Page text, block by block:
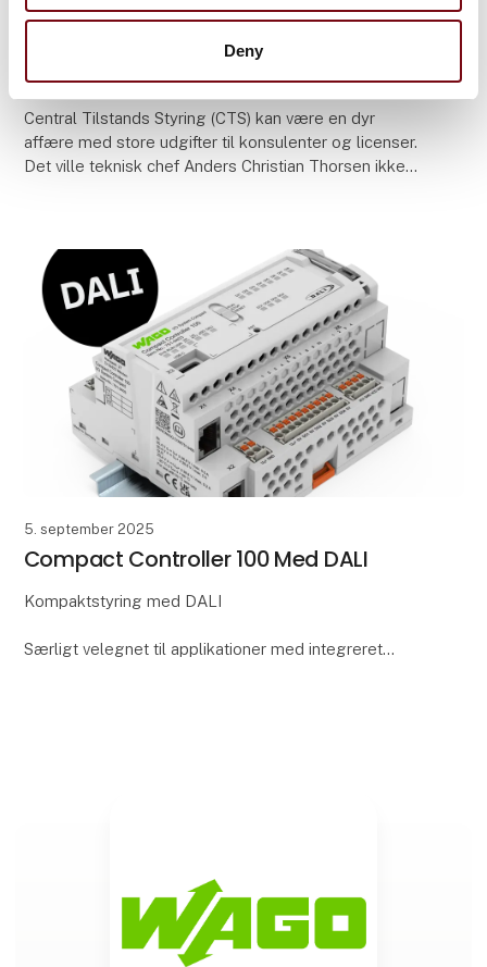
Deny
12. maj 2023
Unik open source bygningstyring
leverer 20% reduktion af energi
Central Tilstands Styring (CTS) kan være en dyr
affære med store udgifter til konsulenter og licenser.
Det ville teknisk chef Anders Christian Thorsen ikke
5. september 2025
Compact Controller 100 Med DALI
Kompaktstyring med DALI
Særligt velegnet til applikationer med integreret